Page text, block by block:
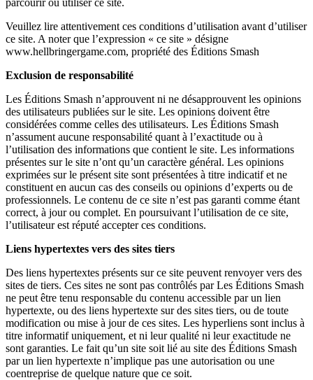
parcourir ou utiliser ce site.
Veuillez lire attentivement ces conditions d’utilisation avant d’utiliser
ce site. A noter que l’expression « ce site » désigne
www.hellbringergame.com, propriété des Éditions Smash
Exclusion de responsabilité
Les Éditions Smash n’approuvent ni ne désapprouvent les opinions
des utilisateurs publiées sur le site. Les opinions doivent être
considérées comme celles des utilisateurs. Les Éditions Smash
n’assument aucune responsabilité quant à l’exactitude ou à
l’utilisation des informations que contient le site. Les informations
présentes sur le site n’ont qu’un caractère général. Les opinions
exprimées sur le présent site sont présentées à titre indicatif et ne
constituent en aucun cas des conseils ou opinions d’experts ou de
professionnels. Le contenu de ce site n’est pas garanti comme étant
correct, à jour ou complet. En poursuivant l’utilisation de ce site,
l’utilisateur est réputé accepter ces conditions.
Liens hypertextes vers des sites tiers
Des liens hypertextes présents sur ce site peuvent renvoyer vers des
sites de tiers. Ces sites ne sont pas contrôlés par Les Éditions Smash
ne peut être tenu responsable du contenu accessible par un lien
hypertexte, ou des liens hypertexte sur des sites tiers, ou de toute
modification ou mise à jour de ces sites. Les hyperliens sont inclus à
titre informatif uniquement, et ni leur qualité ni leur exactitude ne
sont garanties. Le fait qu’un site soit lié au site des Éditions Smash
par un lien hypertexte n’implique pas une autorisation ou une
coentreprise de quelque nature que ce soit.